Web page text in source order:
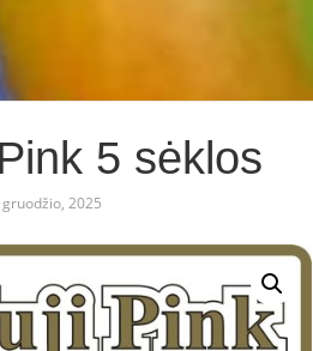
5 sėklos
2025